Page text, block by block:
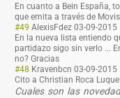
En cuanto a Bein España,
que emita a través de
#49 AlexisFdez 03-09-2015
En la nueva lista entiendo
partidazo sigo sin verlo ...
no? Gracias
#48 Kravenbcn 03-09-2015
Cito a Christian Roca Luque:
Cuales son las